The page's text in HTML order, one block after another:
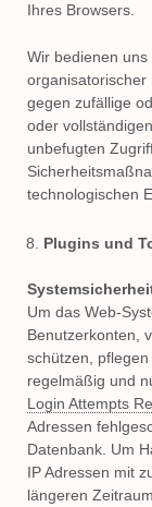
Ihres Browsers.
Wir bedienen
organisatorischer
gegen zufällige
oder
unbefugten
technologischen
Plugins und
Um das Web-
Benutzerkonten,
schützen,
regelmäßig und
Login Attempts
Adressen
Datenbank. Um
IP Adressen mit
längeren